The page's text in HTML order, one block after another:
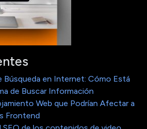
Búsqueda en Internet: Cómo Está
de Buscar Información
Web que Podrían Afectar a
Frontend